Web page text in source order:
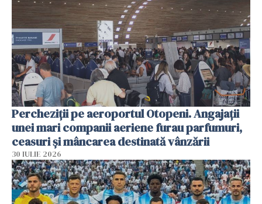
Percheziții pe aeroportul Otopeni. Angajații
unei mari companii aeriene furau parfumuri,
ceasuri și mâncarea destinată vânzării
30 IULIE 2026